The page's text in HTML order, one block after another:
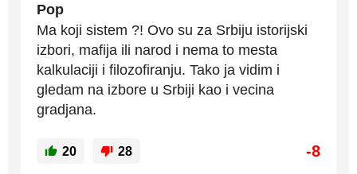
Pop
Ma koji sistem ?! Ovo su za Srbiju istorijski
izbori, mafija ili narod i nema to mesta
kalkulaciji i filozofiranju. Tako ja vidim i
gledam na izbore u Srbiji kao i vecina
gradjana.
20 28 -8